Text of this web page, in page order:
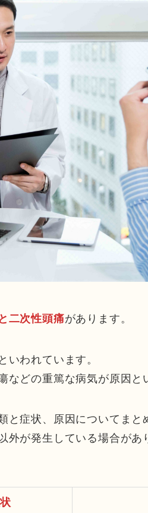
二次性頭痛があります。
われています。
どの重篤な病気が原因と
症状、原因についてまと
外が発生している場合が